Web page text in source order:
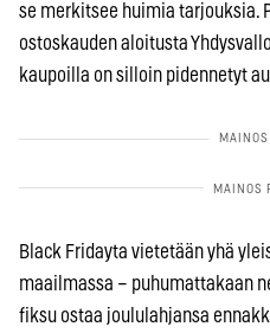
se merkitsee huimia tarjouksia.
ostoskauden aloitusta
kaupoilla on silloin pidennetyt
Black Fridayta vietetään yhä
maailmassa – puhumattakaan
fiksu ostaa joululahjansa